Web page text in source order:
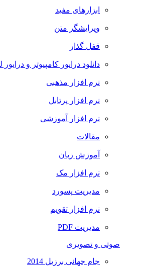
ابزارهای مفید
ویرایشگر متن
قفل گذار
دانلود درایور کامپیوتر و درایور لپ تاپ
نرم افزار مذهبی
نرم افزار پرتابل
نرم افزار آموزشی
مقالات
آموزش زبان
نرم افزار مک
مدیریت پسورد
نرم افزار تقویم
مدیریت PDF
صوتی و تصویری
جام جهانی برزیل 2014